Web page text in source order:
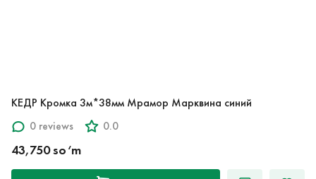
КЕДР Кромка 3м*38мм Мрамор Марквина синий
0 reviews
0.0
43,750 so‘m